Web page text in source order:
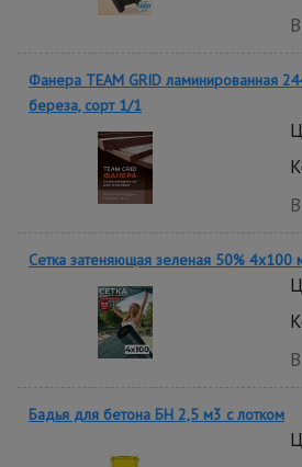
Фанера TEAM GRID ламинированная
береза, сорт 1/1
Сетка затеняющая зеленая 50% 4х100
Бадья для бетона БН 2,5 м3 с лотком